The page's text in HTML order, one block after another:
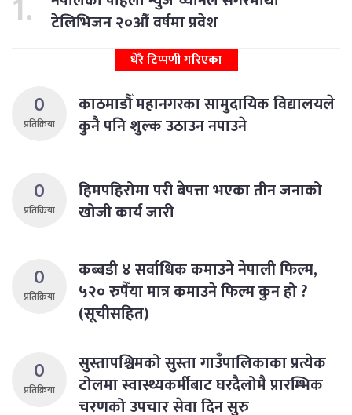
टेलिभिजन २०औँ वर्षमा प्रवेश
धेरै टिप्पणी गरिएका
0
प्रतिक्रिया
काठमाडौँ महानगरका सामुदायिक विद्यालयले
कुनै पनि शुल्क उठाउन नपाउने
0
प्रतिक्रिया
हिमपहिरोमा परी बेपत्ता भएका तीन जनाको
खोजी कार्य जारी
0
प्रतिक्रिया
कब्बडी ४ सर्वाधिक कमाउने नेपाली फिल्म,
५२० रुपैँया मात्र कमाउने फिल्म कुन हो ?
(सूचीसहित)
0
प्रतिक्रिया
सुस्तापश्चिमको सुस्ता गाउँपालिकाका प्रत्येक
टोलमा स्वास्थ्यकर्मीबाट घरदैलोमै प्रारम्भिक
चरणको उपचार सेवा दिन सुरु